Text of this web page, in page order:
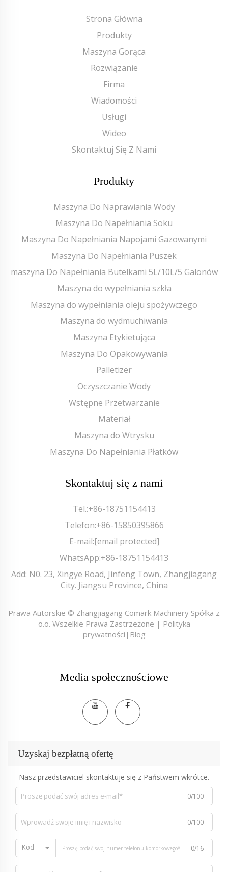
Strona Główna
Produkty
Maszyna Gorąca
Rozwiązanie
Firma
Wiadomości
Usługi
Wideo
Skontaktuj Się Z Nami
Produkty
Maszyna Do Naprawiania Wody
Maszyna Do Napełniania Soku
Maszyna Do Napełniania Napojami Gazowanymi
Maszyna Do Napełniania Puszek
maszyna Do Napełniania Butelkami 5L/10L/5 Galonów
Maszyna do wypełniania szkła
Maszyna do wypełniania oleju spożywczego
Maszyna do wydmuchiwania
Maszyna Etykietująca
Maszyna Do Opakowywania
Palletizer
Oczyszczanie Wody
Wstępne Przetwarzanie
Materiał
Maszyna do Wtrysku
Maszyna Do Napełniania Płatków
Skontaktuj się z nami
Tel.:+86-18751154413
Telefon:+86-15850395866
E-mail:[email protected]
WhatsApp:+86-18751154413
Add: N0. 23, Xingye Road, Jinfeng Town, Zhangjiagang
City. Jiangsu Province, China
Prawa Autorskie © Zhangjiagang Comark Machinery Spółka z
o.o. Wszelkie Prawa Zastrzeżone | Polityka
prywatności | Blog
Media społecznościowe
Uzyskaj bezpłatną ofertę
Nasz przedstawiciel skontaktuje się z Państwem wkrótce.
0/100
0/100
Kod 0/16